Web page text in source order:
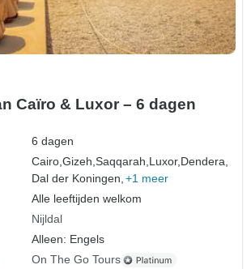
Het beste van Caïro & Luxor – 6 dagen
6 dagen
Cairo,Gizeh,Saqqarah,Luxor,Dendera,
Dal der Koningen, +1 meer
Alle leeftijden welkom
Nijldal
Alleen: Engels
On The Go Tours